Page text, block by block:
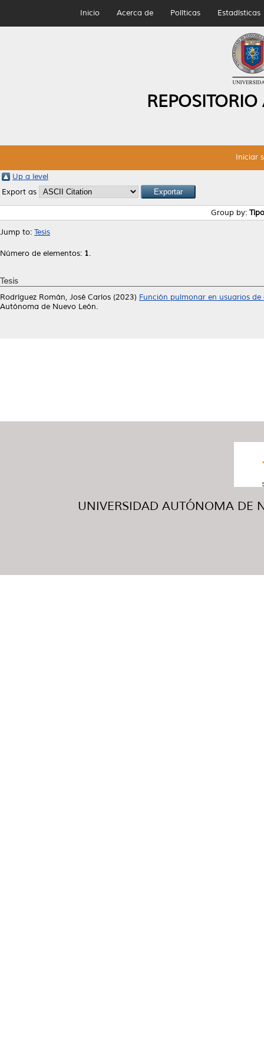
Inicio Acerca de Políticas Estadísticas
Iniciar
Up a level
Export as
Group by:
Jump to: Tesis
Número de elementos: 1.
Tesis
Rodríguez Román, José Carlos (2023) Función pulmonar en usuarios
Autónoma de Nuevo León.
UNIVERSIDAD AUTÓNOMA DE